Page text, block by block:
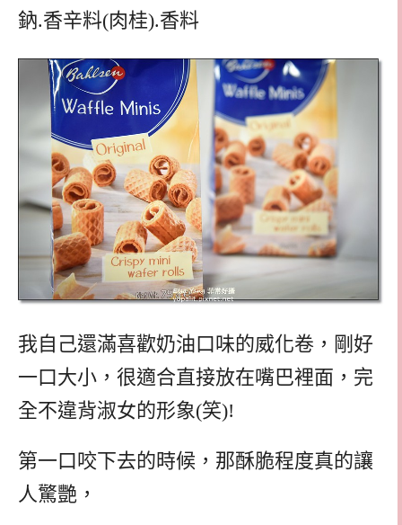
鈉.香辛料(肉桂).香料
我自己還滿喜歡奶油口味的威化卷，剛好
一口大小，很適合直接放在嘴巴裡面，完
全不違背淑女的形象(笑)!
第一口咬下去的時候，那酥脆程度真的讓
人驚艷，